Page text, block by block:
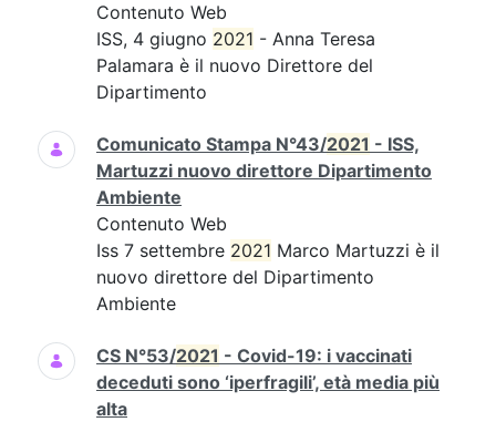
Contenuto Web
ISS, 4 giugno 2021 - Anna Teresa
Palamara è il nuovo Direttore del
Dipartimento
Comunicato Stampa N°43/2021 - ISS,
Martuzzi nuovo direttore Dipartimento
Ambiente
Contenuto Web
Iss 7 settembre 2021 Marco Martuzzi è il
nuovo direttore del Dipartimento
Ambiente
CS N°53/2021 - Covid-19: i vaccinati
deceduti sono ‘iperfragili’, età media più
alta